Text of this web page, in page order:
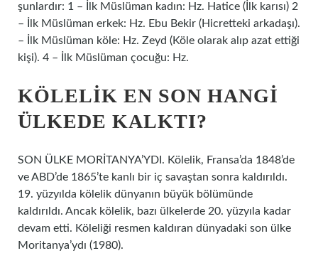
şunlardır: 1 – İlk Müslüman kadın: Hz. Hatice (İlk karısı) 2
– İlk Müslüman erkek: Hz. Ebu Bekir (Hicretteki arkadaşı).
– İlk Müslüman köle: Hz. Zeyd (Köle olarak alıp azat ettiği
kişi). 4 – İlk Müslüman çocuğu: Hz.
KÖLELIK EN SON HANGI
ÜLKEDE KALKTI?
SON ÜLKE MORİTANYA’YDI. Kölelik, Fransa’da 1848’de
ve ABD’de 1865’te kanlı bir iç savaştan sonra kaldırıldı.
19. yüzyılda kölelik dünyanın büyük bölümünde
kaldırıldı. Ancak kölelik, bazı ülkelerde 20. yüzyıla kadar
devam etti. Köleliği resmen kaldıran dünyadaki son ülke
Moritanya’ydı (1980).